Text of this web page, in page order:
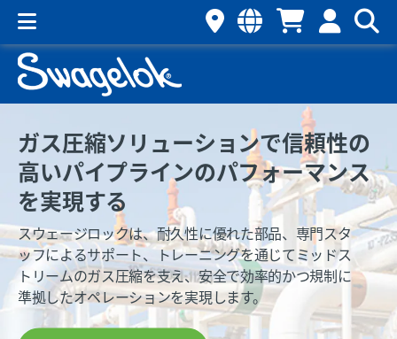
ガス圧縮ソリューションで信頼性の
高いパイプラインのパフォーマンス
を実現する
スウェージロックは、耐久性に優れた部品、専門スタ
ッフによるサポート、トレーニングを通じてミッドス
トリームのガス圧縮を支え、安全で効率的かつ規制に
準拠したオペレーションを実現します。